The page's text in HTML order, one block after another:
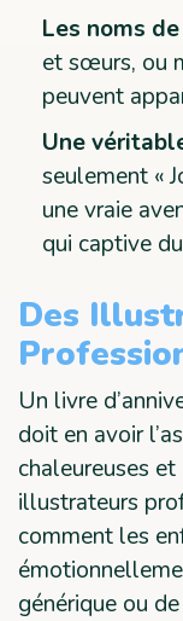
Les noms
et sœurs, ou
peuvent
Une
seulement «
une vraie
qui captive
Des
Un livre
doit en avoir
chaleureuses
illustrateurs
comment les
générique ou